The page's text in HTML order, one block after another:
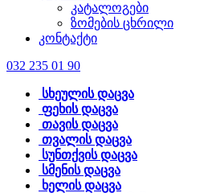
კატალოგები
ზომების ცხრილი
კონტაქტი
032 235 01 90
სხეულის დაცვა
ფეხის დაცვა
თავის დაცვა
თვალის დაცვა
სუნთქვის დაცვა
სმენის დაცვა
ხელის დაცვა